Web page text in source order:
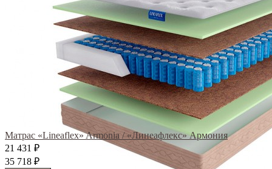
Матрас «Lineaflex» Armonia / «Линеафлекс» Армония
21 431
₽
35 718 ₽